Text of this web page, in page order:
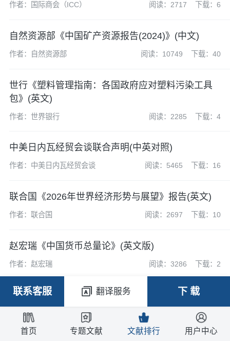
作者：国际商会（ICC） 阅读：2717 下载：6
自然资源部《中国矿产资源报告(2024)》(中文)
作者：自然资源部 阅读：10749 下载：40
世行《塑料管理指南：各国政府应对塑料污染工具
包》(英文)
作者：世界银行 阅读：2285 下载：4
中美日内瓦经贸会谈联合声明(中英对照)
作者：中美日内瓦经贸会谈 阅读：5465 下载：16
联合国《2026年世界经济形势与展望》报告(英文)
作者：联合国 阅读：2697 下载：10
赵宏瑞《中国货币总量论》(英文版)
作者：赵宏瑞 阅读：3286 下载：2
联系客服 翻译服务 下 载
首页 专题文献 文献排行 用户中心